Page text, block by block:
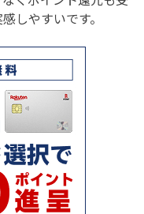
しやすいです。